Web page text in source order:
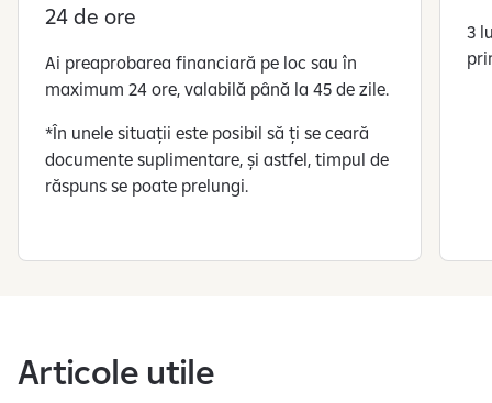
24 de ore
Ai preaprobarea financiară pe loc sau în
maximum 24 ore, valabilă până la 45 de zile.
*În unele situații este posibil să ți se ceară
documente suplimentare, și astfel, timpul de
răspuns se poate prelungi.
3
iArticole utile